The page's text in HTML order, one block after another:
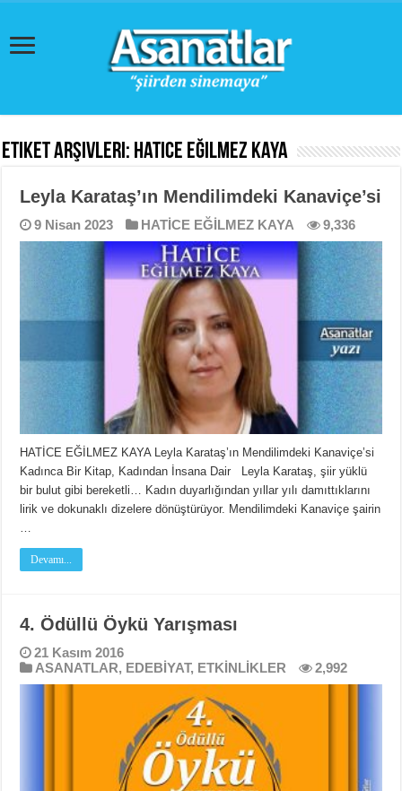
Etiket Arşivleri: Hatice Eğilmez Kaya
Leyla Karataş’ın Mendilimdeki Kanaviçe’si
9 Nisan 2023 HATİCE EĞİLMEZ KAYA 9,336
HATİCE EĞİLMEZ KAYA Leyla Karataş’ın Mendilimdeki Kanaviçe’si
Kadınca Bir Kitap, Kadından İnsana Dair Leyla Karataş, şiir yüklü
bir bulut gibi bereketli… Kadın duyarlığından yıllar yılı damıttıklarını
lirik ve dokunaklı dizelere dönüştürüyor. Mendilimdeki Kanaviçe şairin
Devamı...
4. Ödüllü Öykü Yarışması
21 Kasım 2016
ASANATLAR, EDEBİYAT, ETKİNLİKLER 2,992